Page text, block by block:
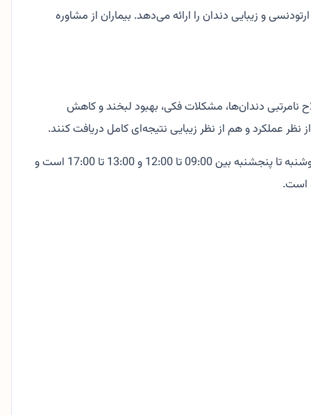
و زیبایی دندان را ارائه می‌دهد. بیماران از مشاوره
دندان‌ها، مشکلات فکی، بهبود لبخند و کاهش
عملکرد و هم از نظر زیبایی نتیجه‌ای کامل دریافت کنند.
دکتر سمیه افشار و تیم او توجه ویژه‌ای به اعتماد، توضیح کامل روند درمان و انتخاب بهترین روش برای هر فرد دارند. ساعات کار معمول از دوشنبه تا پنجشنبه بین 09:00 تا 12:00 و 13:00 تا 17:00 است و
است.